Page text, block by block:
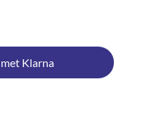
Klarna